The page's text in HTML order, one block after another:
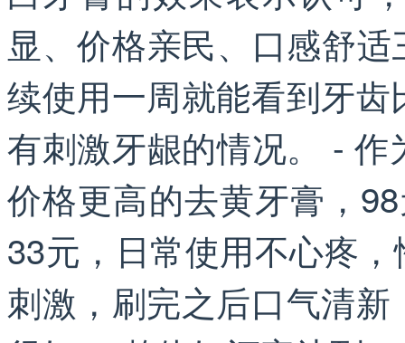
显、价格亲民、口感舒
续使用一周就能看到牙
有刺激牙龈的情况。 -
价格更高的去黄牙膏，
33元，日常使用不心疼
刺激，刷完之后口气清